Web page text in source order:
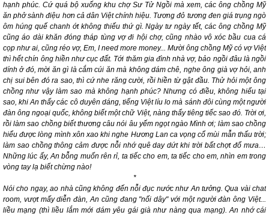
hạnh phúc. Cứ quá bộ xuống khu chợ Sư Tử Ngồi mà xem, các ông chồng Mỹ
ăn phở sành điệu hơn cả dân Việt chính hiệu. Tương đỏ tương đen giá trụng ngò
ôm húng quế chanh ớt không thiếu thứ gì. Ngày tư ngày tết, các ông chồng Mỹ
cũng áo dài khăn đóng tháp tùng vợ đi hội chợ, cũng nhào vô xóc bầu cua cá
cọp như ai, cũng réo vợ, Em, I need more money... Mười ông chồng Mỹ có vợ Việt
thì hết chín ông hiền như cục đất. Tới thăm gia đình nhà vợ, bảo ngồi đâu là ngồi
dính ở đó, mời ăn gì là cắm cúi ăn mà không dám chê, nghe ông già vợ hỏi, anh
chị sui bên đó ra sao, thì cứ nhe răng cười, rồi hiền từ gật đầu. Thử hỏi một ông
chồng như vậy làm sao mà không hạnh phúc? Nhưng có điều, không hiểu tại
sao, khi An thấy các cô duyên dáng, tiếng Việt líu lo mà sánh đôi cùng một người
đàn ông ngoại quốc, không biết một chữ Việt, nàng thấy tiêng tiếc sao đó. Trời ơi,
rồi làm sao chồng biết thương câu nói âu yếm ngọt ngàoMình ơi; làm sao chồng
hiểu được lòng mình xôn xao khi nghe Hương Lan ca vọng cổ mùi mẫn thấu trời;
làm sao chồng thông cảm được nỗi nhớ quê day dứt khi trời bất chợt đổ mưa…
Những lúc ấy, An bỗng muốn rên rỉ, ta tiếc cho em, ta tiếc cho em, nhìn em trong
vòng tay lạ biết chừng nào!
*
Nói cho ngay, ao nhà cũng không đến nỗi đục nước như An tưởng. Qua vài chat
room, vượt mấy diễn đàn, An cũng đang "nối dây" với một người đàn ông Việt...
liều mạng (thì liều lắm mới dám yêu gái già như nàng qua mạng). An nhớ cái